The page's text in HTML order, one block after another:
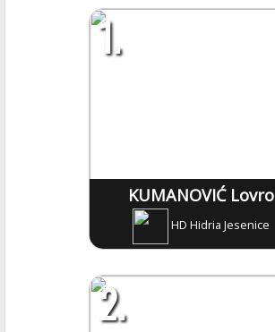
1.
KUMANOVIĆ Lovro
HD Hidria Jesenice
2.